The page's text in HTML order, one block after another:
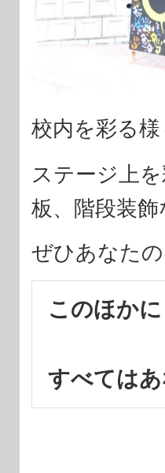
校内を彩る様
ステージ上
板、階段装
ぜひあなた
このほか
すべては